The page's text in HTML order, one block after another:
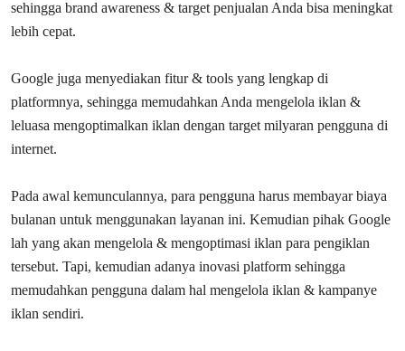
sehingga brand awareness & target penjualan Anda bisa meningkat
lebih cepat.
Google juga menyediakan fitur & tools yang lengkap di
platformnya, sehingga memudahkan Anda mengelola iklan &
leluasa mengoptimalkan iklan dengan target milyaran pengguna di
internet.
Pada awal kemunculannya, para pengguna harus membayar biaya
bulanan untuk menggunakan layanan ini. Kemudian pihak Google
lah yang akan mengelola & mengoptimasi iklan para pengiklan
tersebut. Tapi, kemudian adanya inovasi platform sehingga
memudahkan pengguna dalam hal mengelola iklan & kampanye
iklan sendiri.